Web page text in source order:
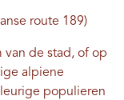
route 189)
van de stad, of op
alpiene
populieren